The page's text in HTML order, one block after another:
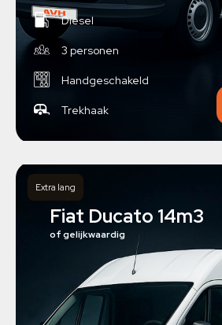
Diesel
3 personen
Handgeschakeld
Trekhaak
Extra lang
Fiat Ducato 14m3
of gelijkwaardig